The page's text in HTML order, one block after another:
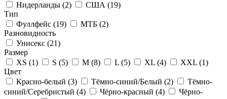
Нидерланды (2) США (19)
Тип
Фуллфейс (19) МТБ (2)
Разновидность
Унисекс (21)
Размер
XS (1) S (5) M (8) L (5) XL (4) XXL (1)
Цвет
Красно-белый (3) Тёмно-синий/Белый (2)
Тёмно-
синий/Серебристый (4) Чёрно-красный (4)
Чёрно-